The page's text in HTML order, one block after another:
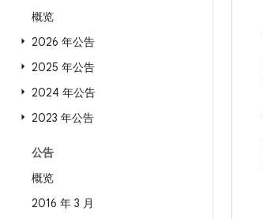
概览
2026 年公告
2025 年公告
2024 年公告
2023 年公告
公告
概览
2016 年 3 月